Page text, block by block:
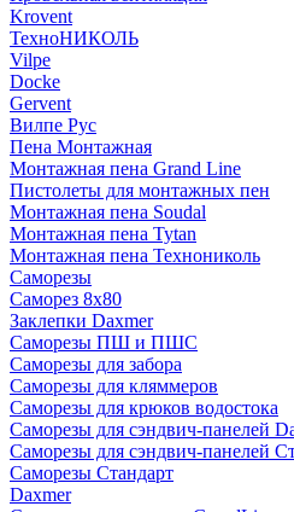
Krovent
ТехноНИКОЛЬ
Vilpe
Docke
Gervent
Вилпе Рус
Пена Монтажнaя
Монтажная пена Grand Linе
Пистолеты для монтажных пен
Монтажная пена Soudal
Монтажная пена Tytan
Монтажная пена Технониколь
Саморезы
Саморез 8х80
Заклепки Daxmer
Саморезы ПШ и ПШС
Саморезы для забора
Саморезы для кляммеров
Саморезы для крюков водостока
Саморезы для сэндвич-панелей
Саморезы для сэндвич-панелей
Саморезы Стандарт
Daxmer